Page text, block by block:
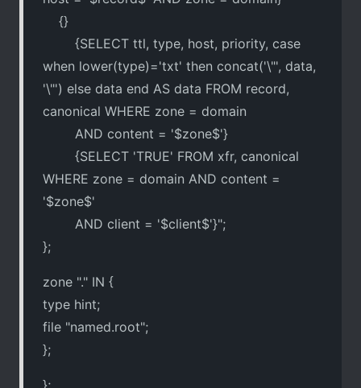
{}
{SELECT ttl, type, host, priority, case
when lower(type)='txt' then concat('\"', data,
'\"') else data end AS data FROM record,
canonical WHERE zone = domain
AND content = '$zone$'}
{SELECT 'TRUE' FROM xfr, canonical
WHERE zone = domain AND content =
'$zone$'
AND client = '$client$'}";
};
zone "." IN {
type hint;
file "named.root";
};
};